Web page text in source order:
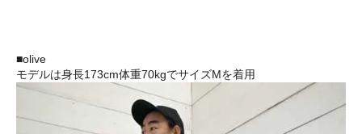
■olive
モデルは身長173cm体重70kgでサイズMを着用